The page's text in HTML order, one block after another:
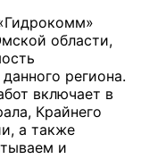
области,
региона.
включает в
Крайнего
а также
и